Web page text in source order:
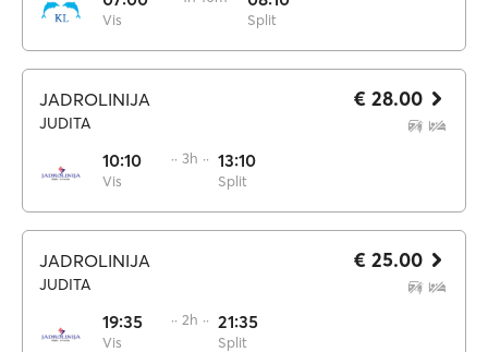
Vis Split
JADROLINIJA
JUDITA
10:10
Vis
·· 3h ·· 13:10
Split
€ 28.00
JADROLINIJA
JUDITA
19:35
Vis
·· 2h ·· 21:35
Split
€ 25.00